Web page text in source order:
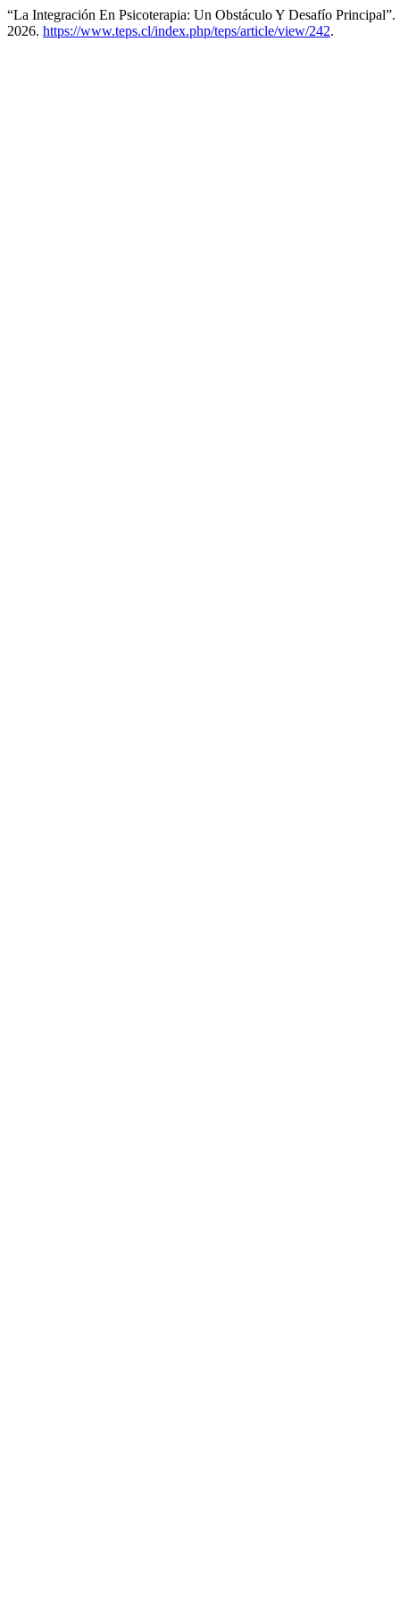
“La Integración En Psicoterapia: Un Obstáculo Y Desafío Principal”.
2026. https://www.teps.cl/index.php/teps/article/view/242.